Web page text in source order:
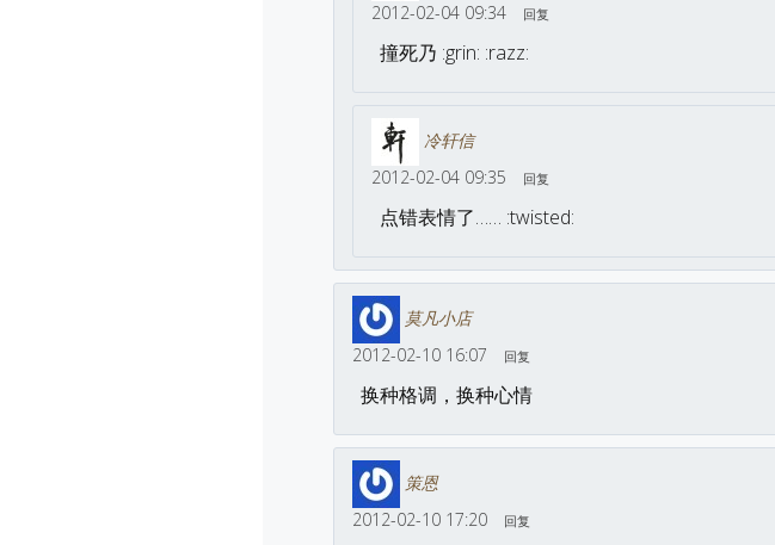
2012-02-04 09:34
回复
撞死乃 :grin: :razz:
冷轩信
2012-02-04 09:35
回复
点错表情了…… :twisted:
莫凡小店
2012-02-10 16:07
回复
换种格调，换种心情
策恩
2012-02-10 17:20
回复